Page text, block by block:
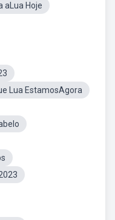
aLua Hoje
Lua EstamosAgora